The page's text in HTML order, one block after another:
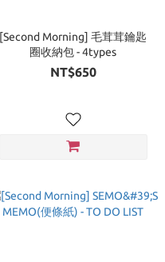
[Second Morning] 毛茸茸鑰匙
圈收納包 - 4types
NT$650